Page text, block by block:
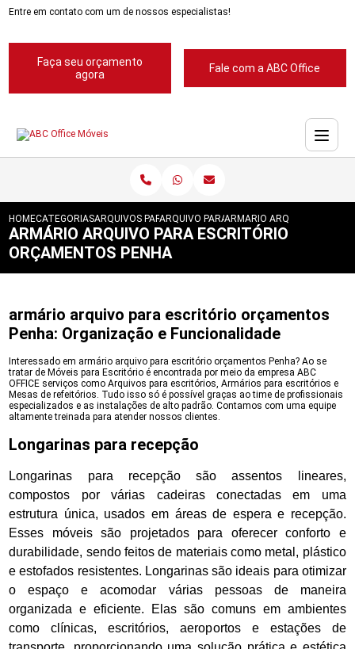
Entre em contato com um de nossos especialistas!
Faça seu orçamento
agora
Fale com a ABC Office
HOMECATEGORIASARQUIVOS PARA ESCRITORIOS
ARQUIVO PARA ESCRITORIO
ARMARIO ARQUIVO PARA
ARMÁRIO ARQUIVO PARA ESCRITÓRIO
ORÇAMENTOS PENHA
armário arquivo para escritório orçamentos
Penha: Organização e Funcionalidade
Interessado em armário arquivo para escritório orçamentos Penha? Ao se
tratar de Móveis para Escritório é encontrada por meio da empresa ABC
OFFICE serviços como Arquivos para escritórios, Armários para escritórios e
Mesas de refeitórios. Tudo isso só é possível graças ao time de profissionais
especializados e as instalações de alto padrão. Contamos com uma equipe
altamente treinada para atender nossos clientes.
Longarinas para recepção
Longarinas para recepção são assentos lineares,
compostos por várias cadeiras conectadas em uma
estrutura única, usados em áreas de espera e recepção.
Esses móveis são projetados para oferecer conforto e
durabilidade, sendo feitos de materiais como metal, plástico
e estofados resistentes. Longarinas são ideais para otimizar
o espaço e acomodar várias pessoas de maneira
organizada e eficiente. Elas são comuns em ambientes
como clínicas, escritórios, aeroportos e estações de